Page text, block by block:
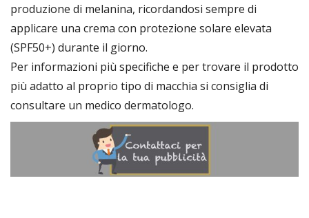
produzione di melanina, ricordandosi sempre di
applicare una crema con protezione solare elevata
(SPF50+) durante il giorno.
Per informazioni più specifiche e per trovare il prodotto
più adatto al proprio tipo di macchia si consiglia di
consultare un medico dermatologo.